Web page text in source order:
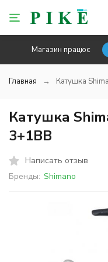
Магазин працює
Главная Катушка
Катушка
3+1BB
Написать отзыв
Бренды: Shimano